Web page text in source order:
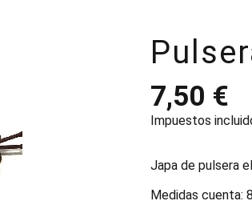
7,50 €
Impuestos
Japa de pulsera
Medidas cuenta: